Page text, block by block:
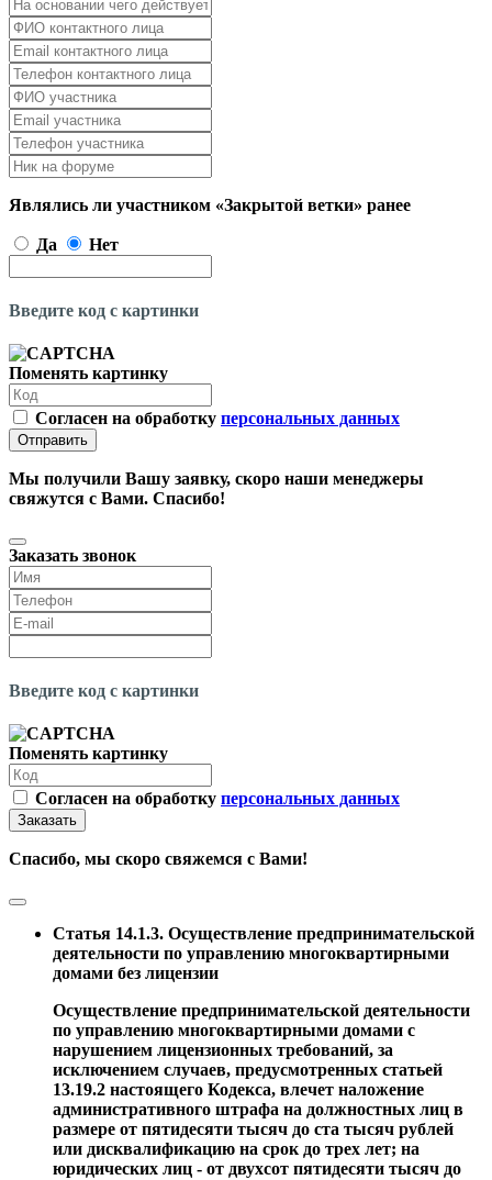
Являлись ли участником «Закрытой ветки» ранее
Да Нет
Введите код с картинки
Поменять картинку
Согласен на обработку персональных данных
Отправить
Мы получили Вашу заявку, скоро наши менеджеры
свяжутся с Вами. Спасибо!
Заказать звонок
Введите код с картинки
Поменять картинку
Согласен на обработку персональных данных
Заказать
Спасибо, мы скоро свяжемся с Вами!
Статья 14.1.3. Осуществление предпринимательской
деятельности по управлению многоквартирными
домами без лицензии
Осуществление предпринимательской деятельности
по управлению многоквартирными домами с
нарушением лицензионных требований, за
исключением случаев, предусмотренных статьей
13.19.2 настоящего Кодекса, влечет наложение
административного штрафа на должностных лиц в
размере от пятидесяти тысяч до ста тысяч рублей
или дисквалификацию на срок до трех лет; на
юридических лиц - от двухсот пятидесяти тысяч до